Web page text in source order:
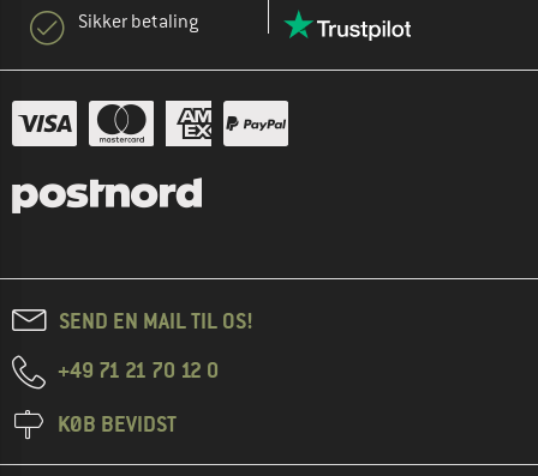
Sikker betaling
SEND EN MAIL TIL OS!
+49 71 21 70 12 0
KØB BEVIDST